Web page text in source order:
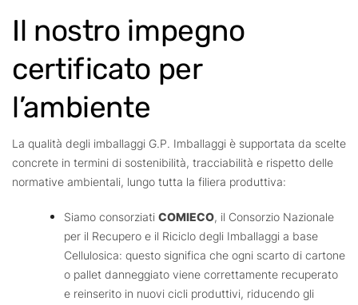
Il nostro impegno
certificato per
l’ambiente
La qualità degli imballaggi G.P. Imballaggi è supportata da scelte
concrete in termini di sostenibilità, tracciabilità e rispetto delle
normative ambientali, lungo tutta la filiera produttiva:
Siamo consorziati COMIECO, il Consorzio Nazionale
per il Recupero e il Riciclo degli Imballaggi a base
Cellulosica: questo significa che ogni scarto di cartone
o pallet danneggiato viene correttamente recuperato
e reinserito in nuovi cicli produttivi, riducendo gli